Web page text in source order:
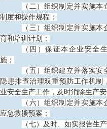
（二）组织制定并实施
制度和操作规程；
（三）组织制定并实施本
育和培训计划；
（四）保证本企业安全
施；
（五）组织建立并落实安
隐患排查治理双重预防工作机制
业安全生产工作，及时消除生产安
（六）组织制定并实施本
应急救援预案；
（七）及时、如实报告生